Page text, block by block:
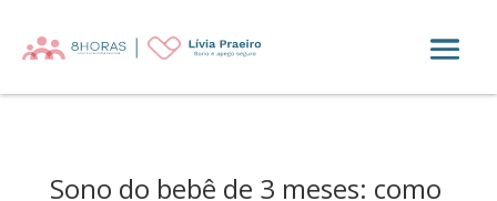
Sono do bebê de 3 meses: como